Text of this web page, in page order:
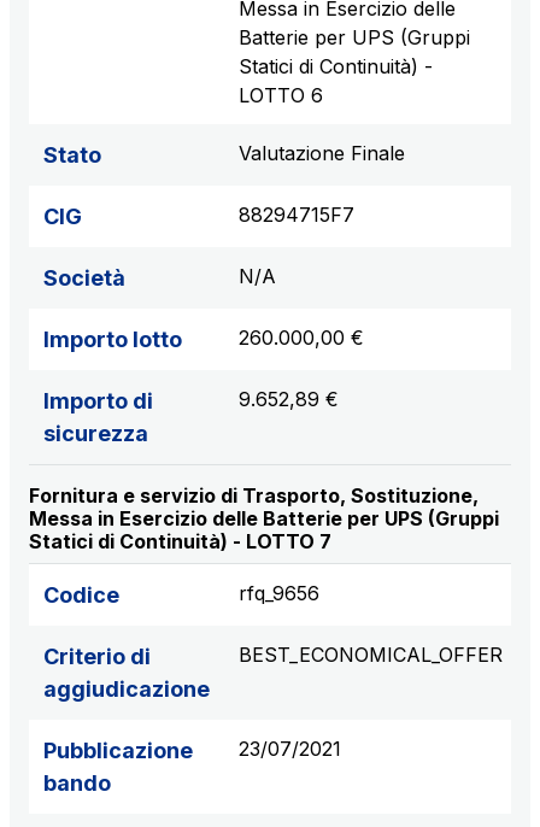
Messa in Esercizio delle
Batterie per UPS (Gruppi
Statici di Continuità) -
LOTTO 6
Stato Valutazione Finale
CIG 88294715F7
Società N/A
Importo lotto 260.000,00 €
Importo di
sicurezza
9.652,89 €
Fornitura e servizio di Trasporto, Sostituzione,
Messa in Esercizio delle Batterie per UPS (Gruppi
Statici di Continuità) - LOTTO 7
Codice rfq_9656
Criterio di
aggiudicazione
BEST_ECONOMICAL_OFFER
Pubblicazione
bando
23/07/2021